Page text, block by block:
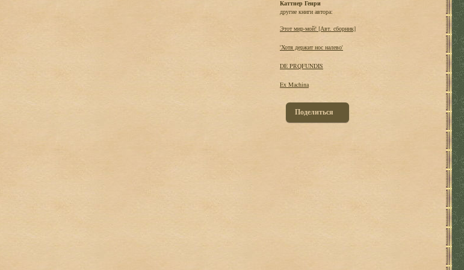
Каттнер Генри
другие книги автора:
Этот мир-мой! [Авт. сборник]
'Хотя держит нос налево'
DE PRQFUNDIS
Ex Machina
Поделиться